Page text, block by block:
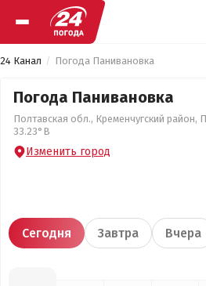
24 Канал Погода Панивановка
Погода Панивановка
Полтавская обл., Кременчугский район,
33.23°В
Изменить город
Сегодня Завтра Вчера